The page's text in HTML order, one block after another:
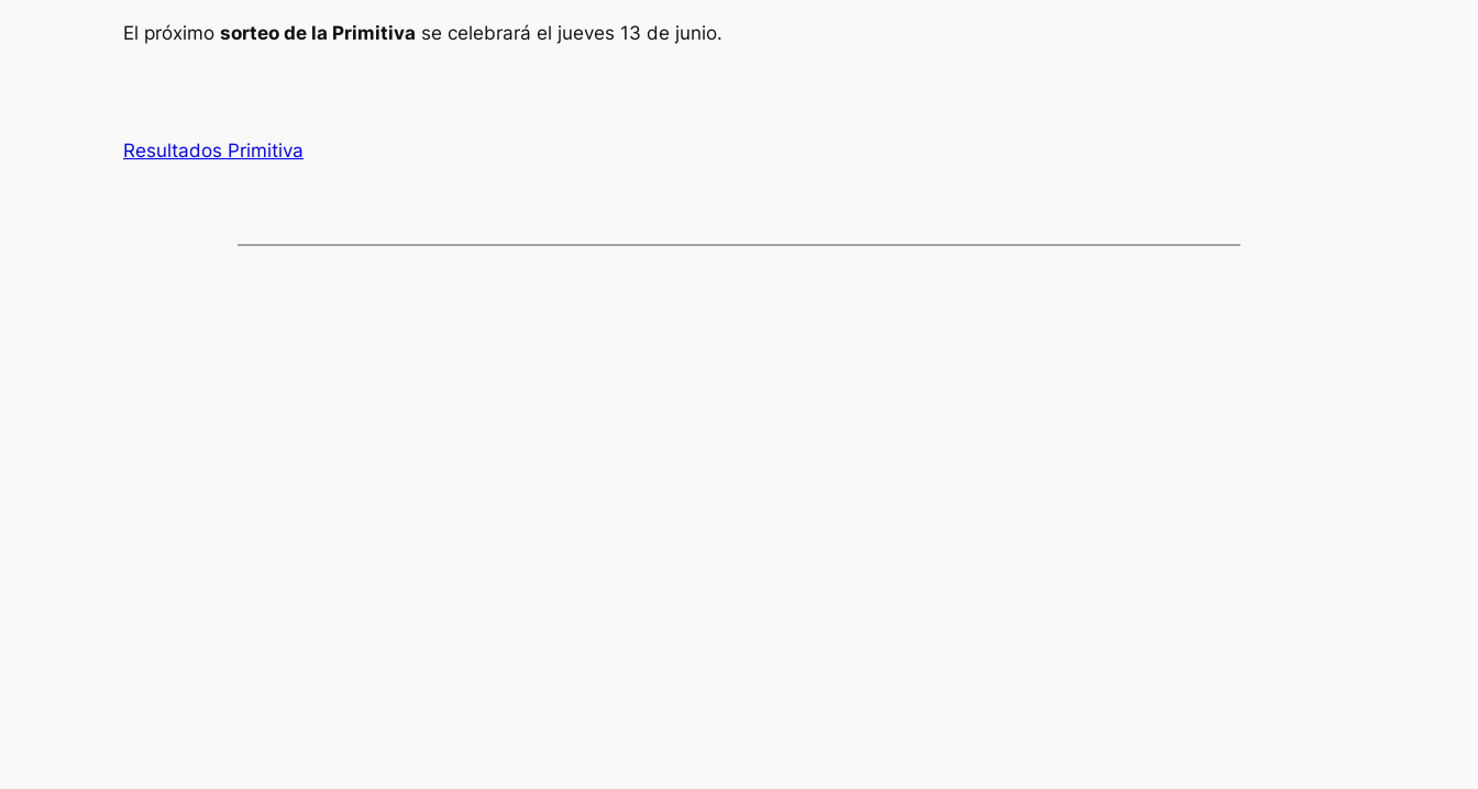
El próximo sorteo de la Primitiva se celebrará el jueves 13 de junio.
Resultados Primitiva